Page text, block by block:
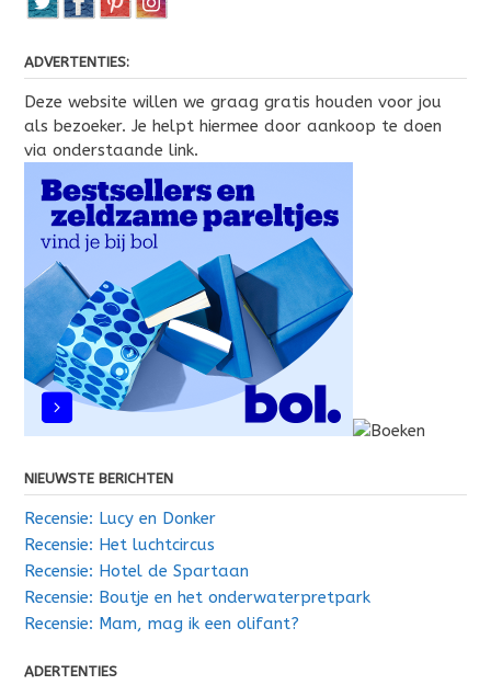
ADVERTENTIES:
Deze website willen we graag gratis houden voor jou
als bezoeker. Je helpt hiermee door aankoop te doen
via onderstaande link.
NIEUWSTE BERICHTEN
Recensie: Lucy en Donker
Recensie: Het luchtcircus
Recensie: Hotel de Spartaan
Recensie: Boutje en het onderwaterpretpark
Recensie: Mam, mag ik een olifant?
ADERTENTIES